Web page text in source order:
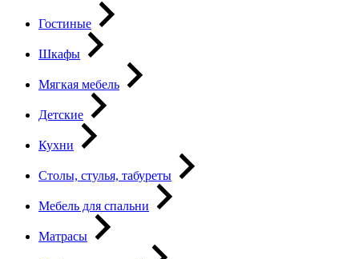
Гостиные
Шкафы
Мягкая мебель
Детские
Кухни
Столы, стулья, табуреты
Мебель для спальни
Матрасы